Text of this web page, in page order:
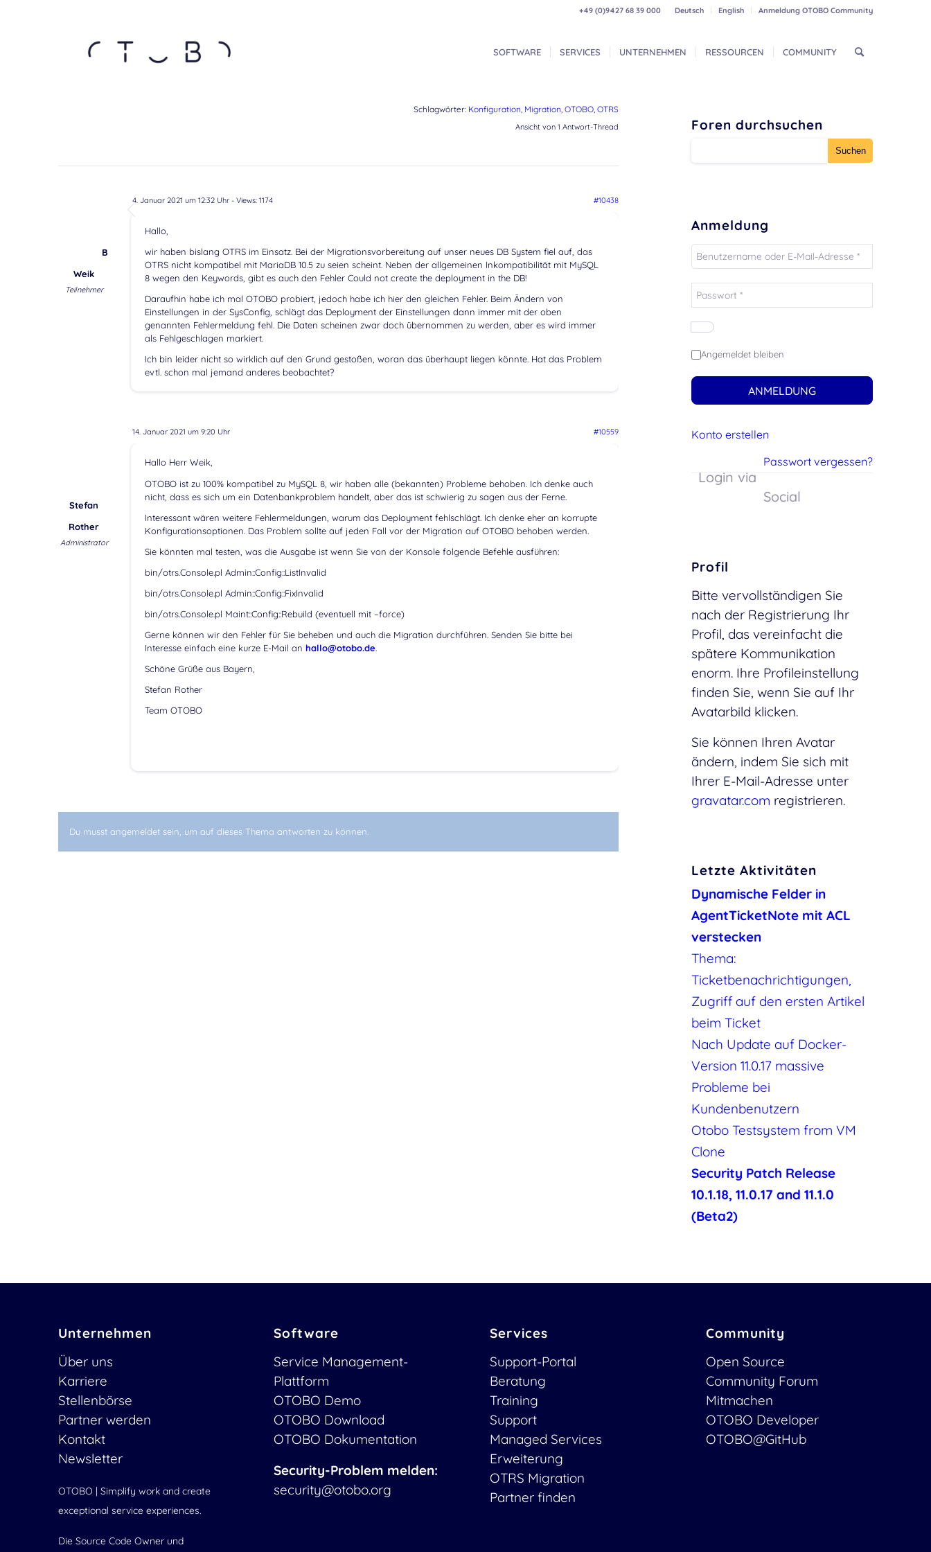
Deutsch English Anmeldung OTOBO Community
+49 (0)9427 68 39 000
SOFTWARE SERVICES UNTERNEHMEN RESSOURCEN COMMUNITY
Schlagwörter: Konfiguration, Migration, OTOBO, OTRS
Ansicht von 1 Antwort-Thread
4. Januar 2021 um 12:32 Uhr- Views: 1174 #10438
B
Weik
Teilnehmer
Hallo,
wir haben bislang OTRS im Einsatz. Bei der Migrationsvorbereitung auf unser neues DB System fiel auf, das
OTRS nicht kompatibel mit MariaDB 10.5 zu seien scheint. Neben der allgemeinen Inkompatibilität mit MySQL
8 wegen den Keywords, gibt es auch den Fehler Could not create the deployment in the DB!
Daraufhin habe ich mal OTOBO probiert, jedoch habe ich hier den gleichen Fehler. Beim Ändern von
Einstellungen in der SysConfig, schlägt das Deployment der Einstellungen dann immer mit der oben
genannten Fehlermeldung fehl. Die Daten scheinen zwar doch übernommen zu werden, aber es wird immer
als Fehlgeschlagen markiert.
Ich bin leider nicht so wirklich auf den Grund gestoßen, woran das überhaupt liegen könnte. Hat das Problem
evtl. schon mal jemand anderes beobachtet?
14. Januar 2021 um 9:20 Uhr #10559
Stefan
Rother
Administrator
Hallo Herr Weik,
OTOBO ist zu 100% kompatibel zu MySQL 8, wir haben alle (bekannten) Probleme behoben. Ich denke auch
nicht, dass es sich um ein Datenbankproblem handelt, aber das ist schwierig zu sagen aus der Ferne.
Interessant wären weitere Fehlermeldungen, warum das Deployment fehlschlägt. Ich denke eher an korrupte
Konfigurationsoptionen. Das Problem sollte auf jeden Fall vor der Migration auf OTOBO behoben werden.
Sie könnten mal testen, was die Ausgabe ist wenn Sie von der Konsole folgende Befehle ausführen:
bin/otrs.Console.pl Admin::Config::ListInvalid
bin/otrs.Console.pl Admin::Config::FixInvalid
bin/otrs.Console.pl Maint::Config::Rebuild (eventuell mit –force)
Gerne können wir den Fehler für Sie beheben und auch die Migration durchführen. Senden Sie bitte bei
Interesse einfach eine kurze E-Mail an hallo@otobo.de.
Schöne Grüße aus Bayern,
Stefan Rother
Team OTOBO
Du musst angemeldet sein, um auf dieses Thema antworten zu können.
Foren durchsuchen
Anmeldung
Angemeldet bleiben
ANMELDUNG
Konto erstellen
Passwort vergessen?
Login via
Social
Profil
Bitte vervollständigen Sie
nach der Registrierung Ihr
Profil, das vereinfacht die
spätere Kommunikation
enorm. Ihre Profileinstellung
finden Sie, wenn Sie auf Ihr
Avatarbild klicken.
Sie können Ihren Avatar
ändern, indem Sie sich mit
Ihrer E-Mail-Adresse unter
gravatar.com registrieren.
Letzte Aktivitäten
Dynamische Felder in
AgentTicketNote mit ACL
verstecken
Thema:
Ticketbenachrichtigungen,
Zugriff auf den ersten Artikel
beim Ticket
Nach Update auf Docker-
Version 11.0.17 massive
Probleme bei
Kundenbenutzern
Otobo Testsystem from VM
Clone
Security Patch Release
10.1.18, 11.0.17 and 11.1.0
(Beta2)
Unternehmen
Über uns
Karriere
Stellenbörse
Partner werden
Kontakt
Newsletter
OTOBO | Simplify work and create
exceptional service experiences.
Die Source Code Owner und
Software
Service Management-
Plattform
OTOBO Demo
OTOBO Download
OTOBO Dokumentation
Security-Problem melden:
security@otobo.org
Services
Support-Portal
Beratung
Training
Support
Managed Services
Erweiterung
OTRS Migration
Partner finden
Community
Open Source
Community Forum
Mitmachen
OTOBO Developer
OTOBO@GitHub